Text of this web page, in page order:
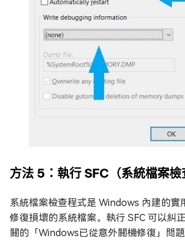
方法 5：執行 SFC（系統檔案檢
系統檔案檢查程式是 Windows 內建的實
修復損壞的系統檔案。執行 SFC 可以糾
關的「Windows已從意外關機修復」問